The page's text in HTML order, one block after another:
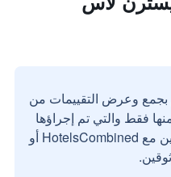
بجمع وعرض التقييمات من
فقط والتي تم إجراؤها
بواسطة مستخدمين حقيقيين مع HotelsCombined أو